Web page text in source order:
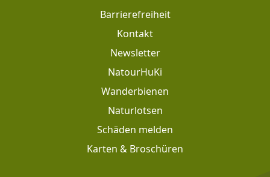
Footer: Meta Navigation
Barrierefreiheit
Kontakt
Newsletter
NatourHuKi
Wanderbienen
Naturlotsen
Schäden melden
Karten & Broschüren